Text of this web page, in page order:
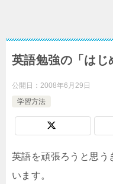
英語勉強の「はじ
公開日： 2008年6月29日
学習方法
英語を頑張ろうと思う
います。